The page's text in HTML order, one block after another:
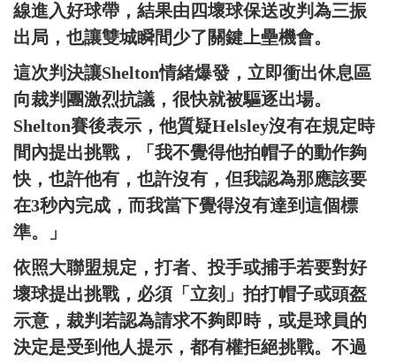
線進入好球帶，結果由四壞球保送改判為三振
出局，也讓雙城瞬間少了關鍵上壘機會。
這次判決讓Shelton情緒爆發，立即衝出休息區
向裁判團激烈抗議，很快就被驅逐出場。
Shelton賽後表示，他質疑Helsley沒有在規定時
間內提出挑戰，「我不覺得他拍帽子的動作夠
快，也許他有，也許沒有，但我認為那應該要
在3秒內完成，而我當下覺得沒有達到這個標
準。」
依照大聯盟規定，打者、投手或捕手若要對好
壞球提出挑戰，必須「立刻」拍打帽子或頭盔
示意，裁判若認為請求不夠即時，或是球員的
決定是受到他人提示，都有權拒絕挑戰。不過